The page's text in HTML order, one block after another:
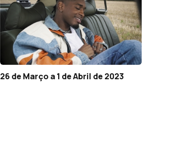
26 de Março a 1 de Abril de 2023